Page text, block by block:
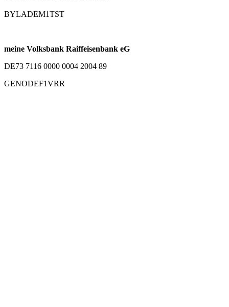
BYLADEM1TST
meine Volksbank Raiffeisenbank eG
DE73 7116 0000 0004 2004 89
GENODEF1VRR